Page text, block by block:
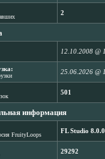
2
12.10.2008 @
25.06.2026 @
501
информация
FruityLoops
FL Studio 8.0.0
29292